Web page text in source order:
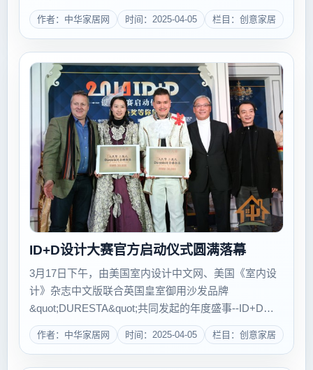
家大使&rdquo;、著名影视巨星蒋雯丽、&ldquo;中国好
声音&r...
作者：中华家居网 时间：2025-04-05 栏目：创意家居
ID+D设计大赛官方启动仪式圆满落幕
3月17日下午，由美国室内设计中文网、美国《室内设
计》杂志中文版联合英国皇室御用沙发品牌
&quot;DURESTA&quot;共同发起的年度盛事--ID+D设
计大赛官方启动仪式圆满落幕。 活动在广州珠江新城维
家思广场举行，DURESTA高层领导及其中...
作者：中华家居网 时间：2025-04-05 栏目：创意家居